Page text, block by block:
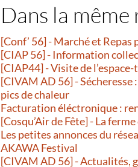
Dans la
[Conf’ 56] - Marché et
[CIAP 56] - Information
[CIAP44] - Visite de
[CIVAM AD 56] - Sécheresse
pics de chaleur
Facturation éléctronique :
[Cosqu’Air de Fête] - La
Les petites annonces du
AKAWA Festival
[CIVAM AD 56] - Actualités,